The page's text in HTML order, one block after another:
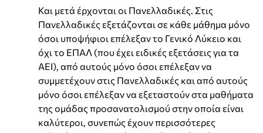
Και μετά έρχονται οι Πανελλαδικές. Στις
Πανελλαδικές εξετάζονται σε κάθε μάθημα μόνο
όσοι υποψήφιοι επέλεξαν το Γενικό Λύκειο και
όχι το ΕΠΑΛ (που έχει ειδικές εξετάσεις για τα
ΑΕΙ), από αυτούς μόνο όσοι επέλεξαν να
συμμετέχουν στις Πανελλαδικές και από αυτούς
μόνο όσοι επέλεξαν να εξεταστούν στα μαθήματα
της ομάδας προσανατολισμού στην οποία είναι
καλύτεροι, συνεπώς έχουν περισσότερες